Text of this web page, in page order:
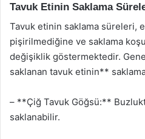
Tavuk Etinin Saklama
Tavuk etinin saklama süreleri,
pişirilmediğine ve saklama
değişiklik göstermektedir.
saklanan tavuk etinin**
– **Çiğ Tavuk Göğsü:**
saklanabilir.